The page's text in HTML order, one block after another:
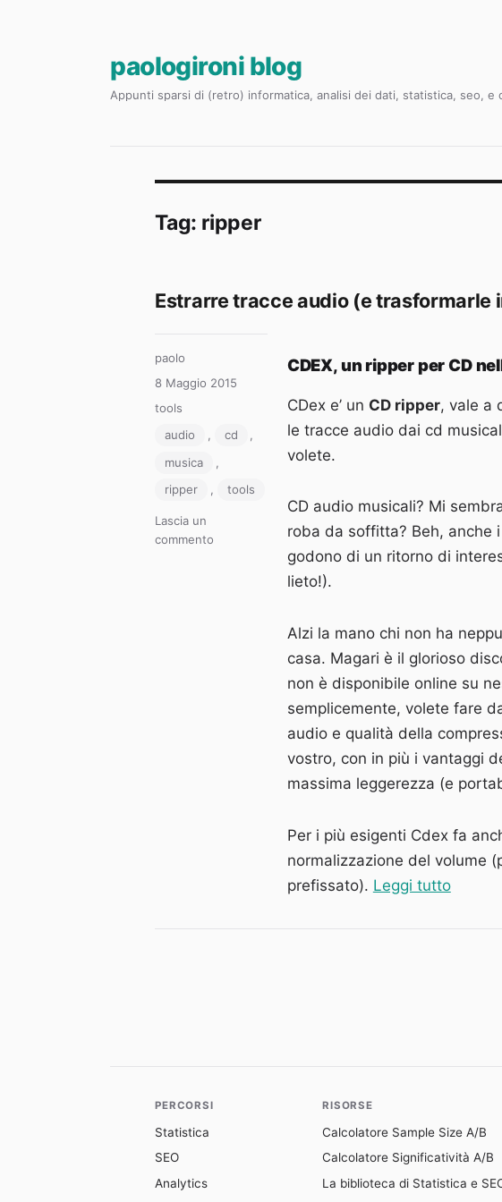
paologironi blog
Appunti sparsi di (retro) informatica, analisi dei dati, statistica, seo, e
Tag: ripper
Estrarre tracce audio (e trasformarle
CDEX, un ripper per CD
CDex e’ un CD ripper, vale a
le tracce audio dai cd
volete.
CD audio musicali? Mi
roba da soffitta? Beh, anche
godono di un ritorno di
lieto!).
Alzi la mano chi non ha
casa. Magari è il glorioso
non è disponibile online su
semplicemente, volete fare
audio e qualità della
vostro, con in più i vantaggi
massima leggerezza (e
Per i più esigenti Cdex fa
normalizzazione del volume
prefissato). Leggi tutto
Autore
paolo
Pubblicato
il
8 Maggio 2015
Categorie
tools
Tag
audio , cd
,
musica
,
ripper
, tools
Lascia un
commento
PERCORSI
Statistica
SEO
Analytics
RISORSE
Calcolatore Sample Size A/B
Calcolatore Significatività A/B
La biblioteca di Statistica e